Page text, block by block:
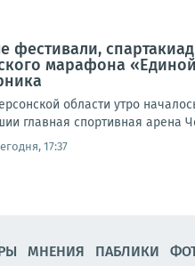
фестивали,
марафона
области утро
главная спортивная арена
17:37
МНЕНИЯ ПАБЛИКИ